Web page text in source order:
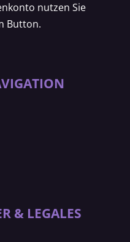
nutzen Sie
Button.
& LEGALES